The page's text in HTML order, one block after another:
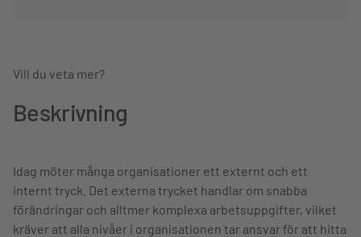
Vill du veta mer?
Beskrivning
Idag möter många organisationer ett externt och ett
internt tryck. Det externa trycket handlar om snabba
förändringar och alltmer komplexa arbetsuppgifter, vilket
kräver att alla nivåer i organisationen tar ansvar för att hitta